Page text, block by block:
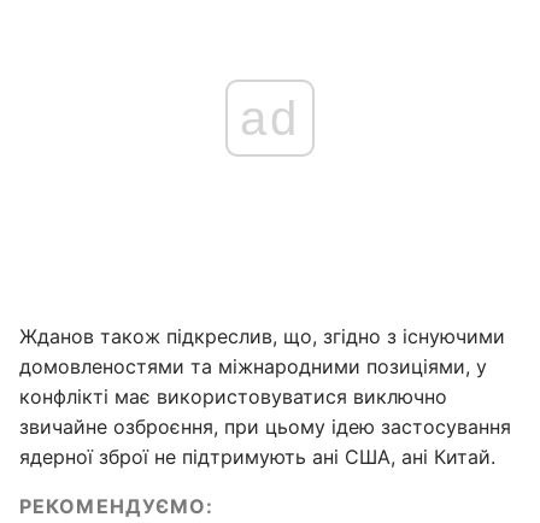
ad
Жданов також підкреслив, що, згідно з існуючими
домовленостями та міжнародними позиціями, у
конфлікті має використовуватися виключно
звичайне озброєння, при цьому ідею застосування
ядерної зброї не підтримують ані США, ані Китай.
РЕКОМЕНДУЄМО: